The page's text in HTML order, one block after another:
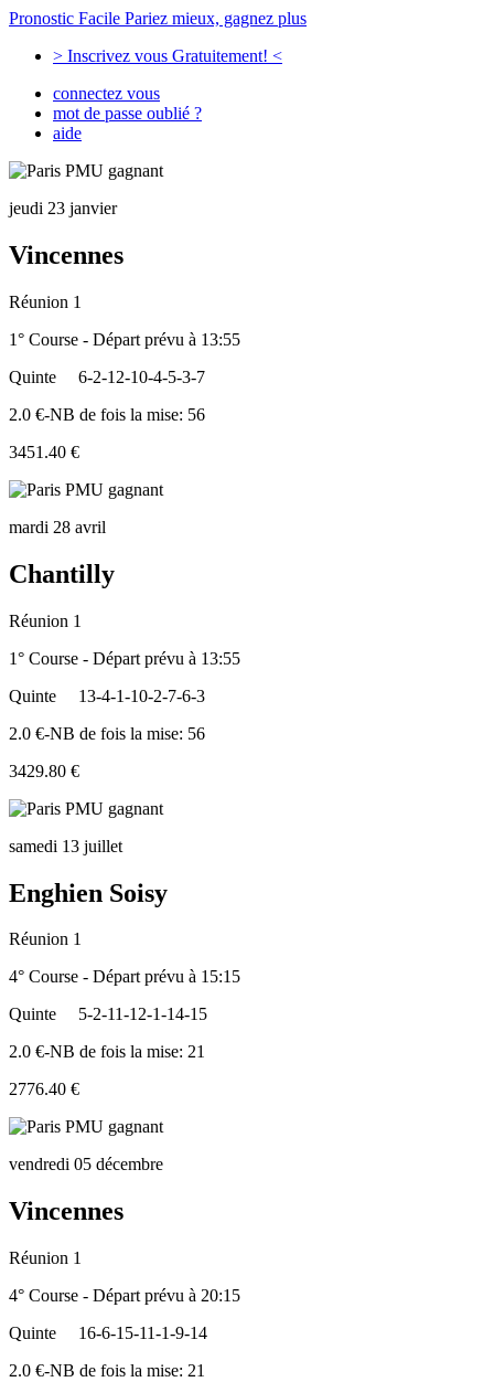
Pronostic Facile Pariez mieux, gagnez plus
> Inscrivez vous Gratuitement! <
connectez vous
mot de passe oublié ?
aide
jeudi 23 janvier
Vincennes
Réunion 1
1° Course - Départ prévu à 13:55
Quinte
6-2-12-10-4-5-3-7
2.0 €-NB de fois la mise: 56
3451.40 €
mardi 28 avril
Chantilly
Réunion 1
1° Course - Départ prévu à 13:55
Quinte
13-4-1-10-2-7-6-3
2.0 €-NB de fois la mise: 56
3429.80 €
samedi 13 juillet
Enghien Soisy
Réunion 1
4° Course - Départ prévu à 15:15
Quinte
5-2-11-12-1-14-15
2.0 €-NB de fois la mise: 21
2776.40 €
vendredi 05 décembre
Vincennes
Réunion 1
4° Course - Départ prévu à 20:15
Quinte
16-6-15-11-1-9-14
2.0 €-NB de fois la mise: 21